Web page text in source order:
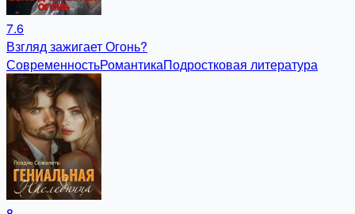
7.6
Взгляд зажигает Огонь?
СовременностьРомантикаПодростковая литература